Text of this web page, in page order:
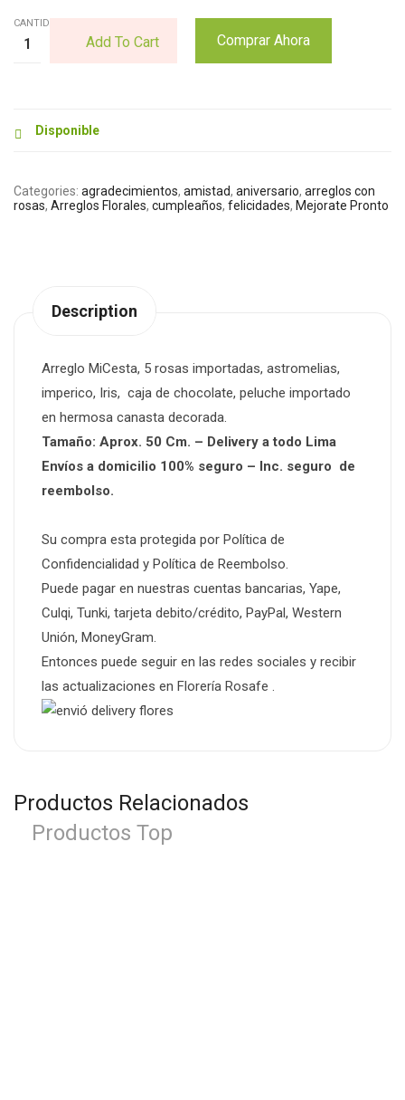
CANTIDAD:
Add To Cart Comprar Ahora
Disponible
Categories: agradecimientos, amistad, aniversario, arreglos con
rosas, Arreglos Florales, cumpleaños, felicidades, Mejorate Pronto
Description
Arreglo MiCesta, 5 rosas importadas, astromelias,
imperico, Iris, caja de chocolate, peluche importado
en hermosa canasta decorada.
Tamaño: Aprox. 50 Cm. – Delivery a todo Lima
Envíos a domicilio 100% seguro – Inc. seguro de
reembolso.
Su compra esta protegida por Política de
Confidencialidad y Política de Reembolso.
Puede pagar en nuestras cuentas bancarias, Yape,
Culqi, Tunki, tarjeta debito/crédito, PayPal, Western
Unión, MoneyGram.
Entonces puede seguir en las redes sociales y recibir
las actualizaciones en Florería Rosafe
Productos Relacionados
Productos Top